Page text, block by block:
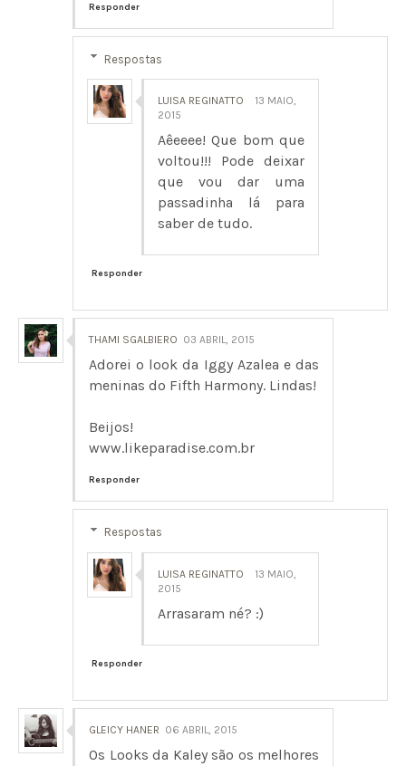
Responder
Respostas
LUISA REGINATTO
13 MAIO,
2015
Aêeeee! Que bom que
voltou!!! Pode deixar
que vou dar uma
passadinha lá para
saber de tudo.
Responder
THAMI SGALBIERO 03 ABRIL, 2015
Adorei o look da Iggy Azalea e das
meninas do Fifth Harmony. Lindas!
Beijos!
www.likeparadise.com.br
Responder
Respostas
LUISA REGINATTO
13 MAIO,
2015
Arrasaram né? :)
Responder
GLEICY HANER 06 ABRIL, 2015
Os Looks da Kaley são os melhores